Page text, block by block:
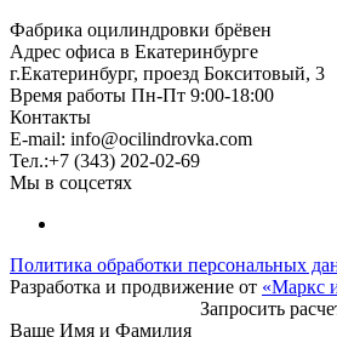
Фабрика оцилиндровки брёвен
Адрес офиса в Екатеринбурге
г.Екатеринбург, проезд Бокситовый, 3
Время работы Пн-Пт 9:00-18:00
Контакты
E-mail: info@ocilindrovka.com
Тел.:+7 (343) 202-02-69
Мы в соцсетях
Политика обработки персональных
Разработка и продвижение от «Маркс
Запросить
Ваше Имя и Фамилия